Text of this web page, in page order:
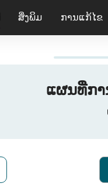
ສິ່ງພິມ ການແກ້ໄຂ
ແຜນທີ່ກາ